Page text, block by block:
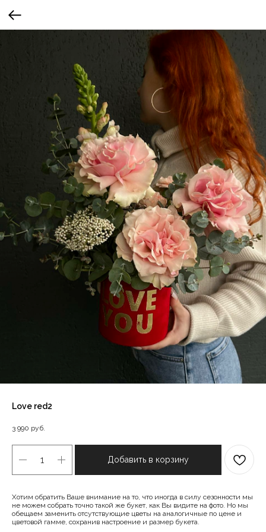
Love red2
3 990 руб.
Добавить в корзину
Хотим обратить Ваше внимание на то, что иногда в силу сезонности мы
не можем собрать точно такой же букет, как Вы видите на фото. Но мы
обещаем заменить отсутствующие цветы на аналогичные по цене и
цветовой гамме, сохранив настроение и размер букета.